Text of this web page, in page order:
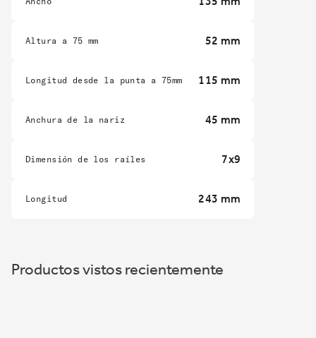
Altura a 75 mm 52 mm
Longitud desde la punta a 75mm 115 mm
Anchura de la nariz 45 mm
Dimensión de los raíles 7x9
Longitud 243 mm
Productos vistos recientemente